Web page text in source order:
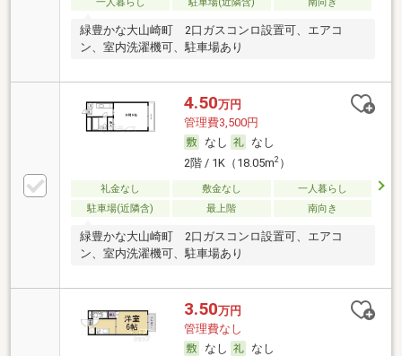
一人暮らし
駐車場(近隣含) 南向き
緑豊かな大山崎町 2口ガスコンロ設置可、エアコ
ン、室内洗濯機可、駐車場あり
4.50万円
管理費3,500円
なし
なし
2階 / 1K（18.05m2）
礼金なし 敷金なし
一人暮らし
駐車場(近隣含)
最上階 南向き
緑豊かな大山崎町 2口ガスコンロ設置可、エアコ
ン、室内洗濯機可、駐車場あり
3.50万円
管理費なし
なし
なし